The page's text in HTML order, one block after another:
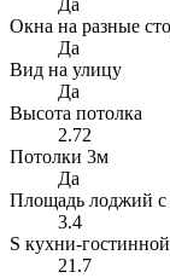
Да
Окна на разные
Да
Вид на улицу
Да
Высота потолка
2.72
Потолки 3м
Да
Площадь лоджий с
3.4
S кухни-гостинной
21.7